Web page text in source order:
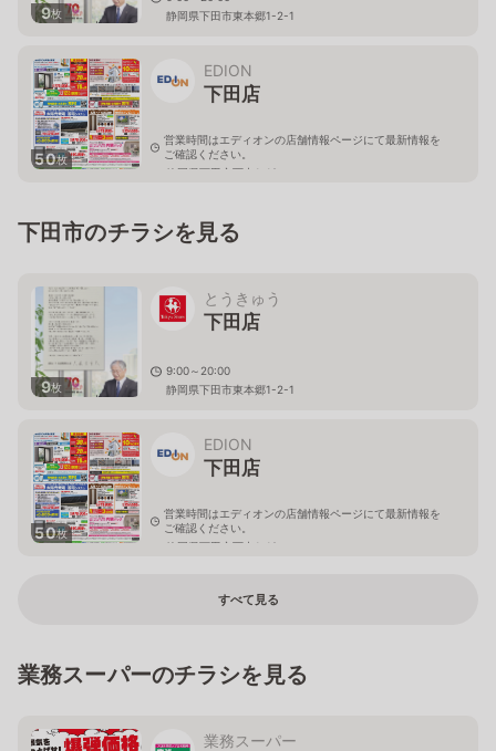
9枚
静岡県下田市東本郷1-2-1
50枚
EDION
下田店
営業時間はエディオンの店舗情報ページにて最新情報を
ご確認ください。
静岡県下田市西中1-12
下田市のチラシを見る
9枚
とうきゅう
下田店
9:00～20:00
静岡県下田市東本郷1-2-1
50枚
EDION
下田店
営業時間はエディオンの店舗情報ページにて最新情報を
ご確認ください。
静岡県下田市西中1-12
すべて見る
業務スーパーのチラシを見る
業務スーパー